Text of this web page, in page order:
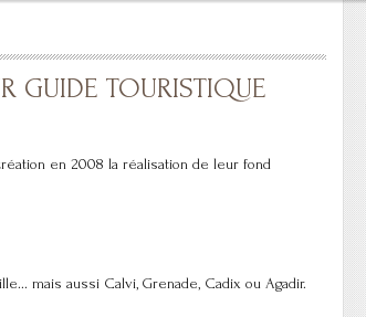
GUIDE TOURISTIQUE
en 2008 la réalisation de leur fond
mais aussi Calvi, Grenade, Cadix ou Agadir.